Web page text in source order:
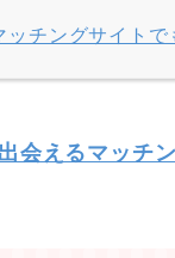
チングサイトで
会えるマッチ